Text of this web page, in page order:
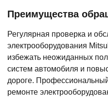
Преимущества
Регулярная проверка и
электрооборудования
избежать неожиданных
систем автомобиля и
дороге.
ремонте